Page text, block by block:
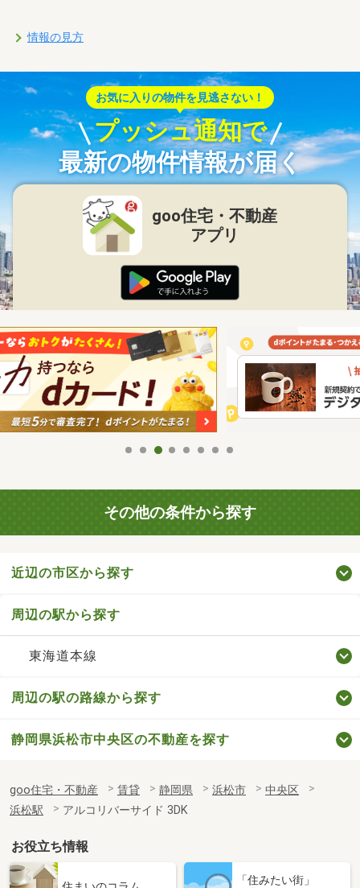
情報の見方
お気に入りの物件を見逃さない！
プッシュ通知で
最新の物件情報が届く
goo住宅・不動産
アプリ
その他の条件から探す
近辺の市区から探す
周辺の駅から探す
東海道本線
周辺の駅の路線から探す
静岡県浜松市中央区の不動産を探す
goo住宅・不動産 賃貸 静岡県 浜松市
中央区
浜松駅
アルコリバーサイド 3DK
お役立ち情報
「住みたい街」